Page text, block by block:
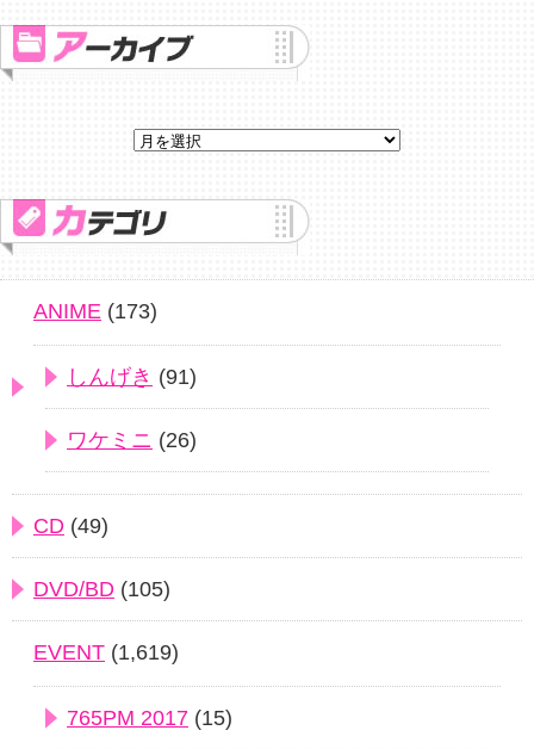
ANIME (173)
しんげき (91)
ワケミニ (26)
CD (49)
DVD/BD (105)
EVENT (1,619)
765PM 2017 (15)